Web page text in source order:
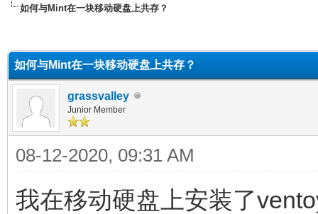
如何与Mint在一块移动硬盘上共存？
如何与Mint在一块移动硬盘上共存？
grassvalley
Junior Member
08-12-2020, 09:31 AM
我在移动硬盘上安装了